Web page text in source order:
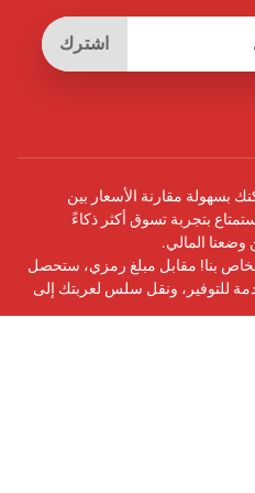
اشترك
بسهولة مقارنة الأسعار بين
بتجربة تسوق أكثر ذكاءً
وضعنا المالي.
بنا! مقابل مبلغ رمزي، ستحصل
للتوفير، ونقل سلس لعربتك إلى